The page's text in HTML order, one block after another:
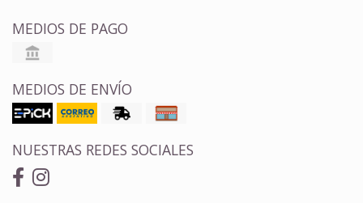
MEDIOS DE PAGO
MEDIOS DE ENVÍO
NUESTRAS REDES SOCIALES